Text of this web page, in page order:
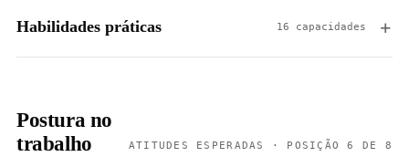
Habilidades práticas 16 capacidades
Postura no
trabalho
ATITUDES ESPERADAS · POSIÇÃO 6 DE 8